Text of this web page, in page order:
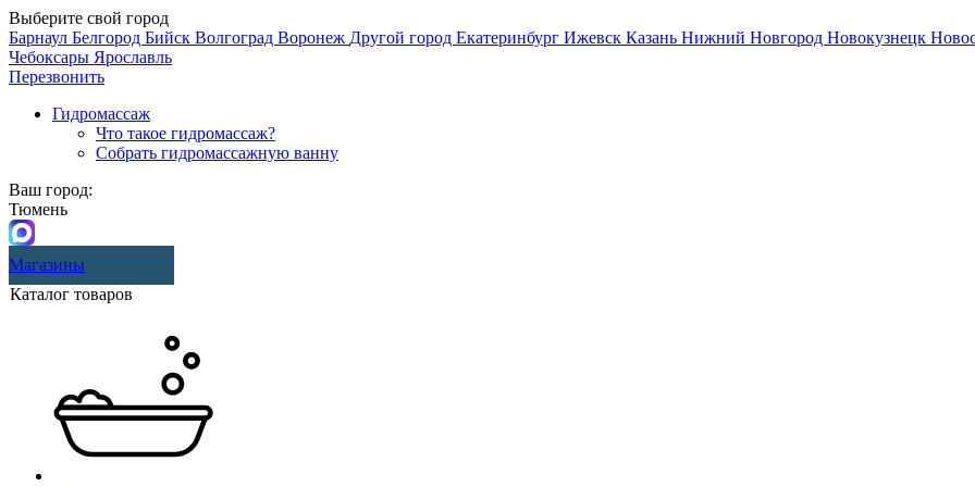
Выберите свой город
Барнаул Белгород Бийск Волгоград Воронеж Другой город Екатеринбург Ижевск Казань Нижний Новгород Новокузнецк
Чебоксары Ярославль
Перезвонить
Гидромассаж
Что такое гидромассаж?
Собрать гидромассажную ванну
Ваш город:
Тюмень
Магазины
Каталог товаров